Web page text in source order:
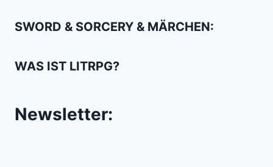
SWORD & SORCERY & MÄRCHEN:
WAS IST LITRPG?
Newsletter: